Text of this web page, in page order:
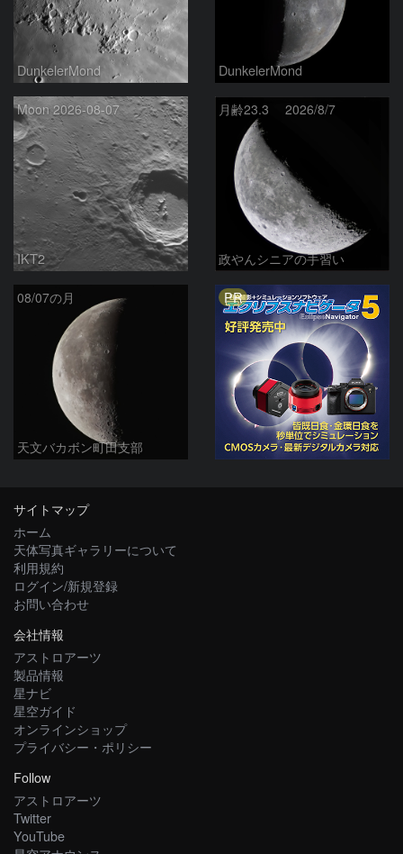
DunkelerMond DunkelerMond
Moon 2026-08-07
IKT2
月齢23.3 2026/8/7
政やんシニアの手習い
08/07の月
天文バカボン町田支部
PR
サイトマップ
ホーム
天体写真ギャラリーについて
利用規約
ログイン/新規登録
お問い合わせ
会社情報
アストロアーツ
製品情報
星ナビ
星空ガイド
オンラインショップ
プライバシー・ポリシー
Follow
アストロアーツ
Twitter
YouTube